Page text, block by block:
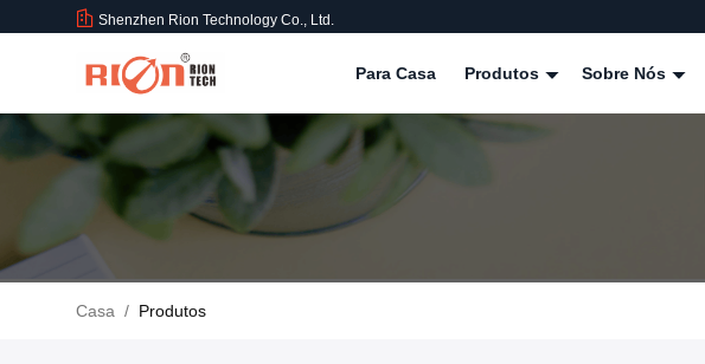
Shenzhen Rion Technology Co., Ltd.
Para Casa Produtos Sobre Nós
Casa / Produtos